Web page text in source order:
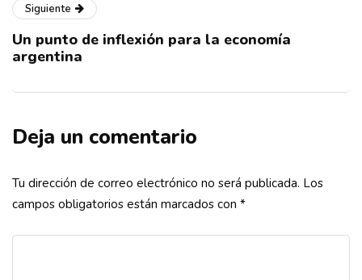
Siguiente
Un punto de inflexión para la economía
argentina
Deja un comentario
Tu dirección de correo electrónico no será publicada. Los
campos obligatorios están marcados con *